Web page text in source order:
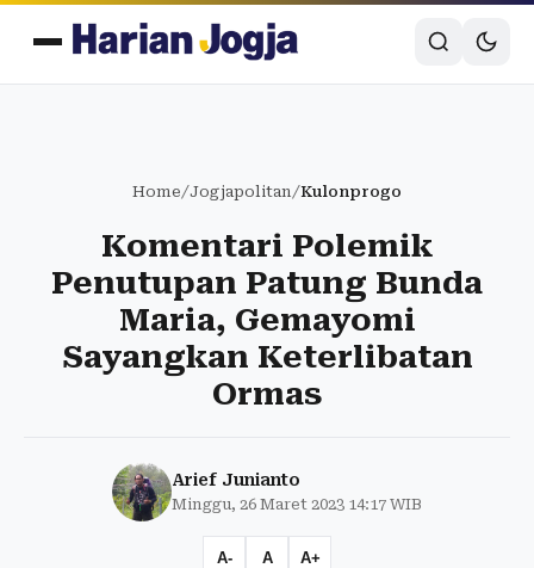
Home/Jogjapolitan/Kulonprogo
Komentari Polemik
Penutupan Patung Bunda
Maria, Gemayomi
Sayangkan Keterlibatan
Ormas
Arief Junianto
Minggu, 26 Maret 2023 14:17 WIB
A- A A+